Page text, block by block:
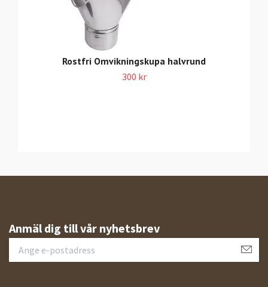
Rostfri Omvikningskupa halvrund
300 kr
Anmäl dig till vår nyhetsbrev